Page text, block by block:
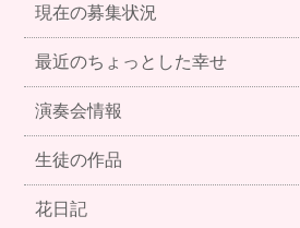
現在の募集状況
最近のちょっとした幸せ
演奏会情報
生徒の作品
花日記